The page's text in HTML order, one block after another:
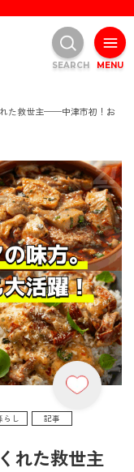
れた救世主──中津市初！お
らし 記事
れた救世主
MENU
SEARCH